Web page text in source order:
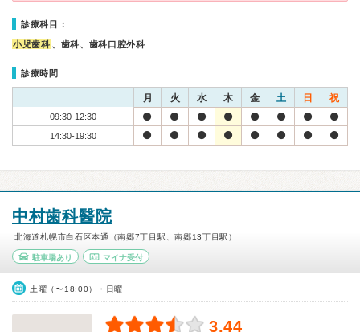
診療科目：
小児歯科 、歯科、歯科口腔外科
診療時間
月 火 水 木 金 土 日 祝
09:30-12:30
14:30-19:30
中村歯科醫院
北海道札幌市白石区本通（南郷7丁目駅、南郷13丁目駅）
駐車場あり マイナ受付
土曜（〜18:00）・日曜
3.44